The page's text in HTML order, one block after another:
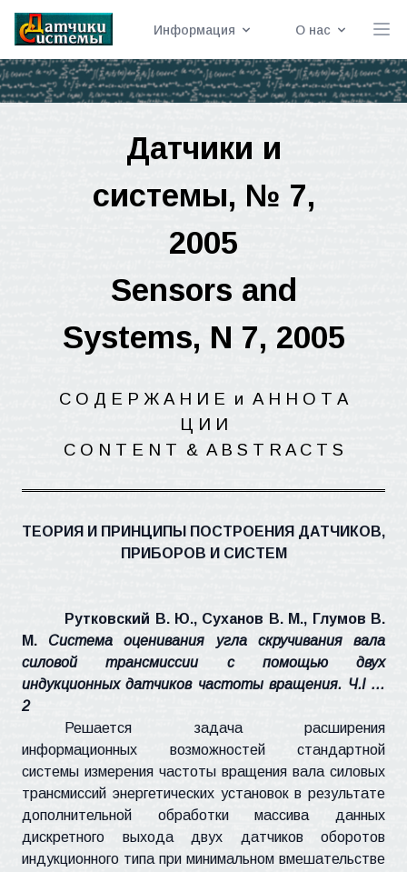
Информация О нас
Датчики и
системы, № 7,
2005
Sensors and
Systems, N 7, 2005
С О Д Е Р Ж А Н И Е и А Н Н О Т А
Ц И И
C O N T E N T & A B S T R A C T S
ТЕОРИЯ И ПРИНЦИПЫ ПОСТРОЕНИЯ ДАТЧИКОВ,
ПРИБОРОВ И СИСТЕМ
Рутковский В. Ю., Суханов В. М., Глумов В.
М.
Система оценивания угла скручивания вала
силовой трансмиссии с помощью двух
индукционных датчиков частоты вращения. Ч.I…
2
Решается задача расширения
информационных возможностей стандартной
системы измерения частоты вращения вала силовых
трансмиссий энергетических установок в результате
дополнительной обработки массива данных
дискретного выхода двух датчиков оборотов
индукционного типа при минимальном вмешательстве